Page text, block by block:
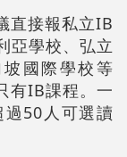
直接報私立IB
亞學校、弘立
國際學校等
有IB課程。一
50人可選讀